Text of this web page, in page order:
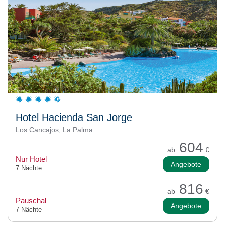
Hotel Hacienda San Jorge
Los Cancajos, La Palma
ab 604 €
Nur Hotel
7 Nächte Angebote
ab 816 €
Pauschal
7 Nächte Angebote